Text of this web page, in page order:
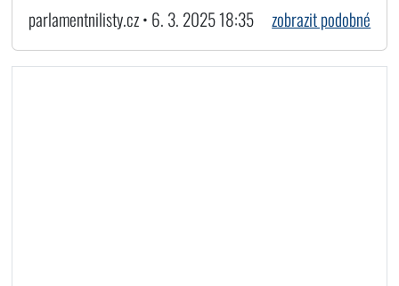
parlamentnilisty.cz • 6. 3. 2025 18:35 zobrazit podobné